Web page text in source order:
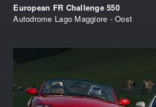
European FR Challenge 550
Autodrome Lago Maggiore - Oost